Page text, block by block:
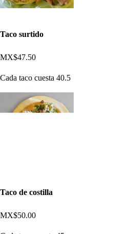
Taco surtido
MX$47.50
Cada taco cuesta 40.5
Taco de costilla
MX$50.00